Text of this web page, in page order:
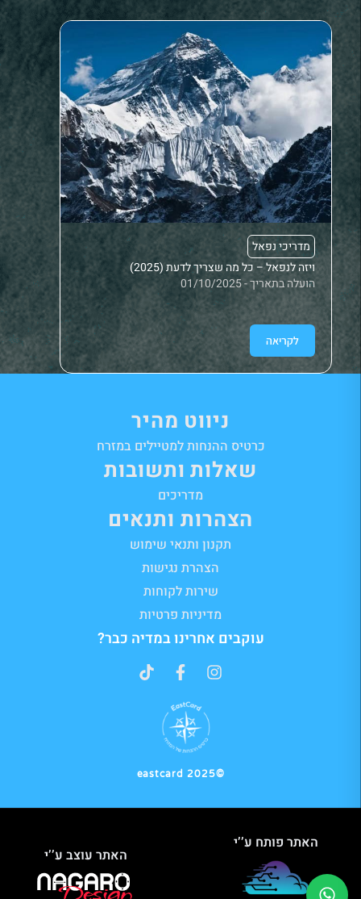
מדריכי נפאל
ויזה לנפאל – כל מה שצריך לדעת (2025)
הועלה בתאריך - 01/10/2025
לקריאה
הועלה
ניווט מהיר
כרטיס ההנחות למטיילים במזרח
שאלות ותשובות
מדריכים
הצהרות ותנאים
תקנון ותנאי שימוש
הצהרת נגישות
שירות לקוחות
מדיניות פרטיות
עוקבים אחרינו במדיה כבר?
©2025 eastcard
האתר פותח ע’’י
האתר עוצב ע’’י